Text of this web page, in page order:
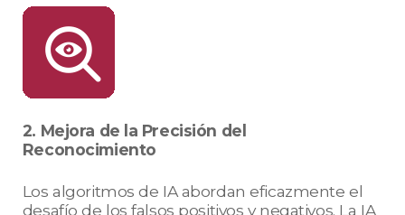
2. Mejora de la Precisión del
Reconocimiento
Los algoritmos de IA abordan eficazmente el
desafío de los falsos positivos y negativos. La IA